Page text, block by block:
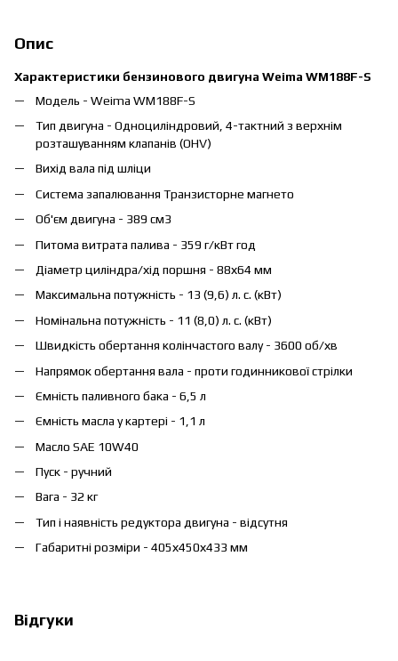
Опис
Характеристики бензинового двигуна Weima WM188F-S
Модель - Weima WM188F-S
Тип двигуна - Одноциліндровий, 4-тактний з верхнім
розташуванням клапанів (ОНV)
Вихід вала під шліци
Система запалювання Транзисторне магнето
Об'єм двигуна - 389 см3
Питома витрата палива - 359 г/кВт год
Діаметр циліндра/хід поршня - 88х64 мм
Максимальна потужність - 13 (9,6) л. с. (кВт)
Номінальна потужність - 11 (8,0) л. с. (кВт)
Швидкість обертання колінчастого валу - 3600 об/хв
Напрямок обертання вала - проти годинникової стрілки
Ємність паливного бака - 6,5 л
Ємність масла у картері - 1,1 л
Масло SAE 10W40
Пуск - ручний
Вага - 32 кг
Тип і наявність редуктора двигуна - відсутня
Габаритні розміри - 405х450х433 мм
Відгуки